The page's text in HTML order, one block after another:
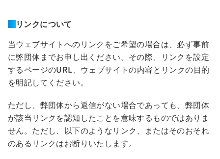
リンクについて
当ウェブサイトへのリンクをご希望の場合は、必ず事前
に弊団体までお申し出ください。その際、リンクを設定
するページのURL、ウェブサイトの内容とリンクの目的
を明記してください。
ただし、弊団体から返信がない場合であっても、弊団体
が該当リンクを認知したことを意味するものではありま
せん。ただし、以下のようなリンク、またはそのおそれ
のあるリンクはお断りいたします。